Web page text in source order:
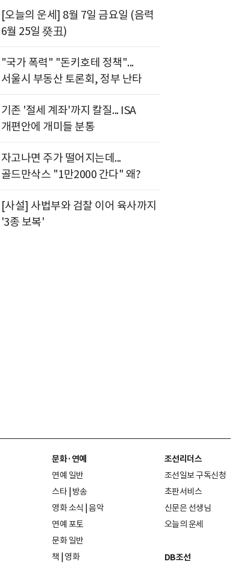
[오늘의 운세] 8월 7일 금요일 (음력
6월 25일 癸丑)
"국가 폭력" "돈키호테 정책"...
서울시 부동산 토론회, 정부 난타
기존 '절세 계좌'까지 칼질... ISA
개편안에 개미들 분통
자고나면 주가 떨어지는데...
골드만삭스 "1만2000 간다" 왜?
[사설] 사법부와 검찰 이어 육사까지
'3종 보복'
문화·연예
연예 일반
스타 방송
영화 소식 음악
연예 포토
문화 일반
책
영화
조선리더스
조선일보 구독신청
초판서비스
신문은 선생님
오늘의 운세
DB조선